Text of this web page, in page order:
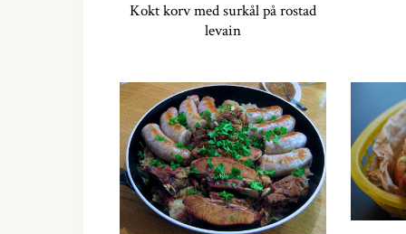
Kokt korv med surkål på rostad
levain